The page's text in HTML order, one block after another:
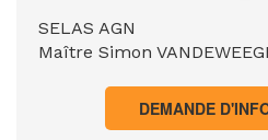
SELAS AGN
Maître Simon
DEMANDE